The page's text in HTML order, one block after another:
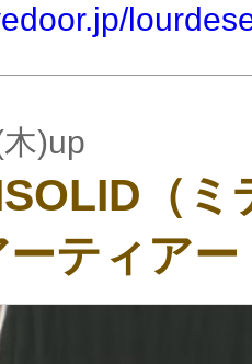
)up
（
ーティア